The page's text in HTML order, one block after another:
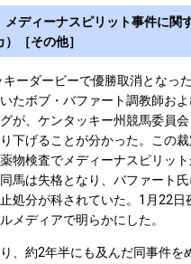
メディーナスピリット事件に関
［その他］
ーダービーで優勝取消となっ
たボブ・バファート調教師お
が、ケンタッキー州競馬委員会
下げることが分かった。この
物検査でメディーナスピリッ
馬は失格となり、バファート
処分が科されていた。1月22日
メディアで明らかにした。
、約2年半にも及んだ同事件を